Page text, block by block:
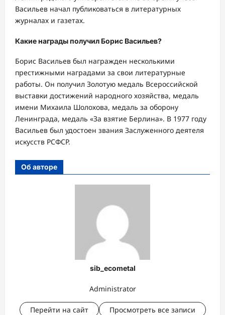
Васильев начал публиковаться в литературных
журналах и газетах.
Какие награды получил Борис Васильев?
Борис Васильев был награжден несколькими
престижными наградами за свои литературные
работы. Он получил Золотую медаль Всероссийской
выставки достижений народного хозяйства, медаль
имени Михаила Шолохова, медаль за оборону
Ленинграда, медаль «За взятие Берлина». В 1977 году
Васильев был удостоен звания Заслуженного деятеля
искусств РСФСР.
Об авторе
sib_ecometal
Administrator
Перейти на сайт Просмотреть все записи